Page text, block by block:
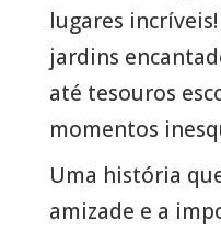
lugares
jardins
até tesouros
momentos
Uma história
amizade e a